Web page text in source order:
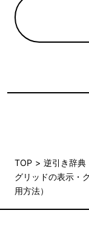
TOP 逆引き辞典
グリッドの表示・
用方法）